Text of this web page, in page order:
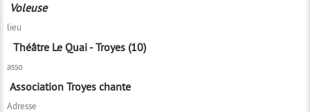
Voleuse
lieu
Théâtre Le Quai - Troyes (10)
asso
Association Troyes chante
Adresse